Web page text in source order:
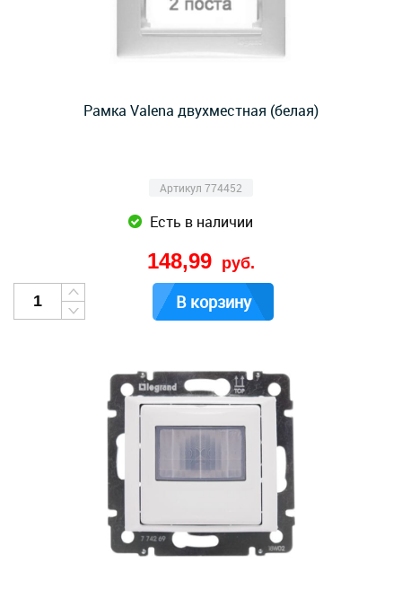
Рамка Valena двухместная (белая)
Артикул 774452
Есть в наличии
148,99 руб.
В корзину